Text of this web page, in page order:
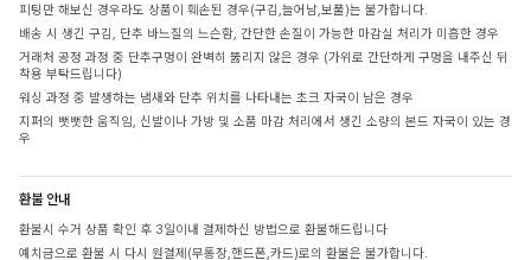
피팅만 해보신 경우라도 상품이 훼손된 경우(구김,늘어남,보풀)는 불가합니다.
배송 시 생긴 구김, 단추 바느질의 느슨함, 간단한 손질이 가능한 마감실 처리가 미흡한 경우
거래처 공정 과정 중 단추구멍이 완벽히 뚫리지 않은 경우 (가위로 간단하게 구멍을 내주신 뒤
착용 부탁드립니다)
워싱 과정 중 발생하는 냄새와 단추 위치를 나타내는 초크 자국이 남은 경우
지퍼의 뻣뻣한 움직임, 신발이나 가방 및 소품 마감 처리에서 생긴 소량의 본드 자국이 있는 경
우
환불 안내
환불시 수거 상품 확인 후 3일이내 결제하신 방법으로 환불해드립니다
예치금으로 환불 시 다시 원결제(무통장,핸드폰,카드)로의 환불은 불가합니다.